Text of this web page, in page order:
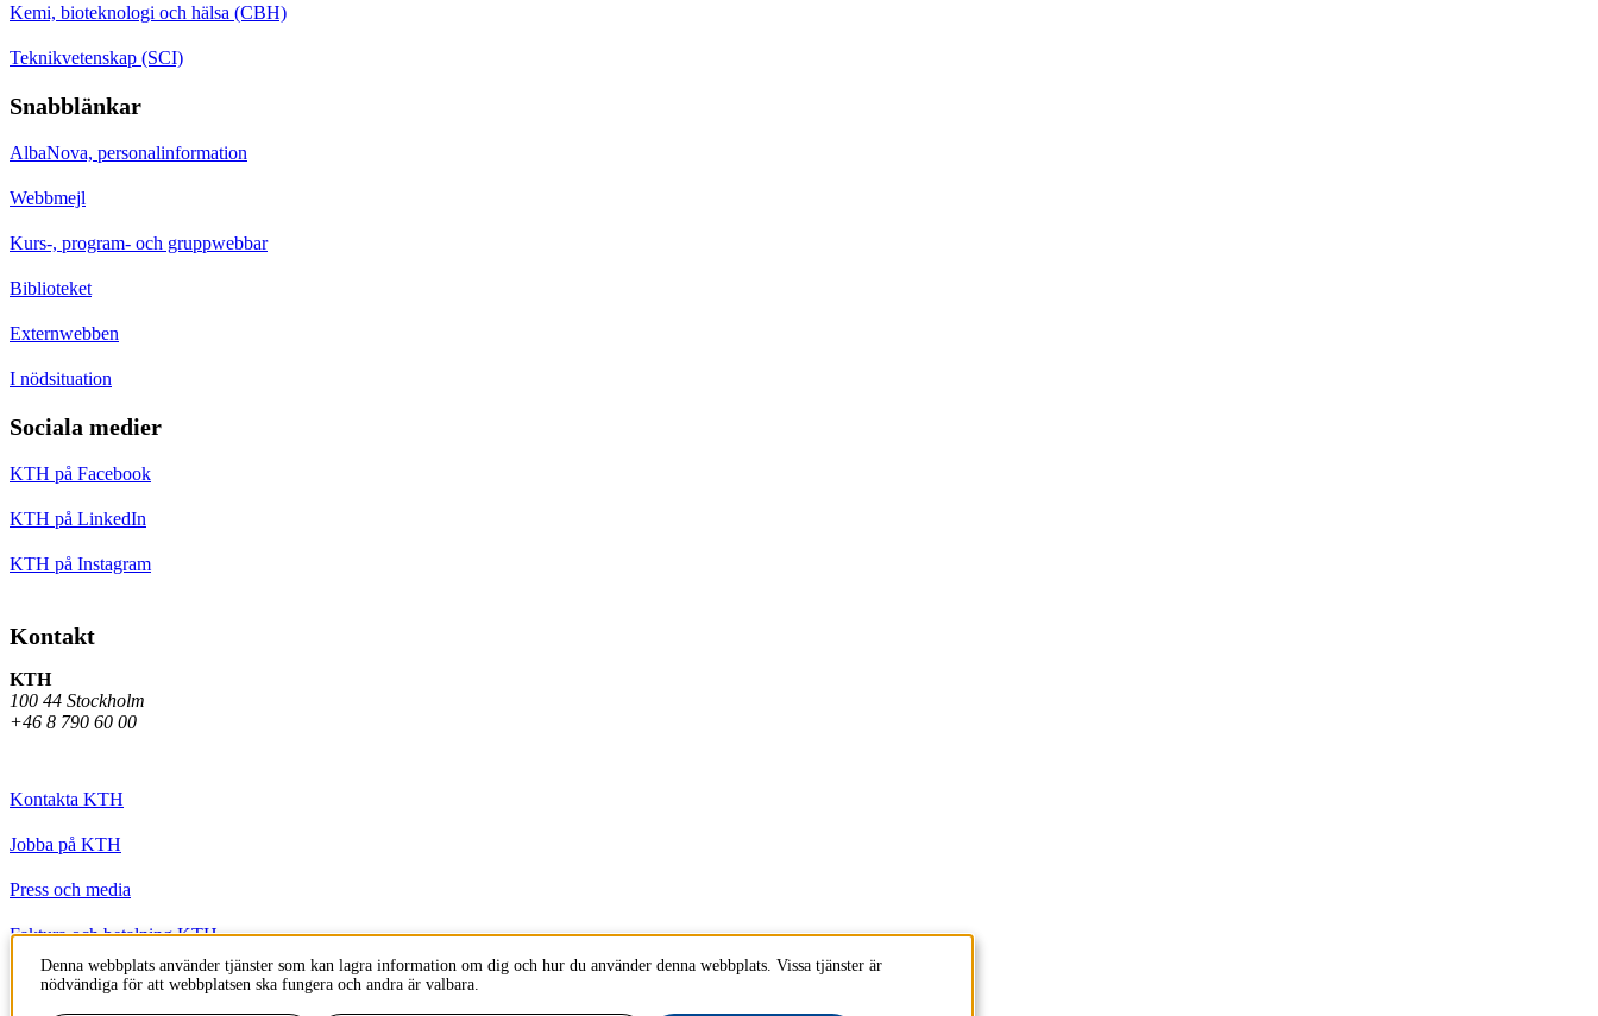
Kemi, bioteknologi och hälsa (CBH)
Teknikvetenskap (SCI)
Snabblänkar
AlbaNova, personalinformation
Webbmejl
Kurs-, program- och gruppwebbar
Biblioteket
Externwebben
I nödsituation
Sociala medier
KTH på Facebook
KTH på LinkedIn
KTH på Instagram
Kontakt
KTH
100 44 Stockholm
+46 8 790 60 00
Kontakta KTH
Jobba på KTH
Press och media
Faktura och betalning KTH
Om KTH:s webbplatser
Denna webbplats använder tjänster som kan lagra information om dig och hur du använder denna webbplats. Vissa tjänster är
nödvändiga för att webbplatsen ska fungera och andra är valbara.